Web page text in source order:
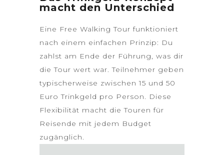
macht den Unterschied
Eine Free Walking Tour funktioniert
nach einem einfachen Prinzip: Du
zahlst am Ende der Führung, was dir
die Tour wert war. Teilnehmer geben
typischerweise zwischen 15 und 50
Euro Trinkgeld pro Person. Diese
Flexibilität macht die Touren für
Reisende mit jedem Budget
zugänglich.